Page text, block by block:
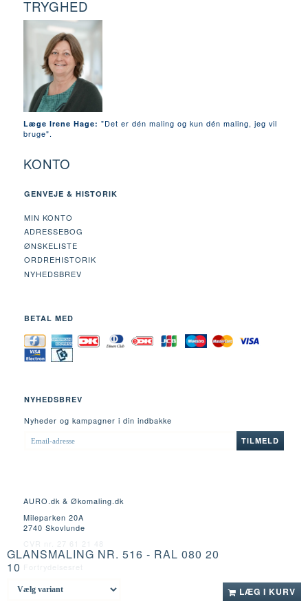
TRYGHED
Læge Irene Hage: "Det er dén maling og kun dén maling, jeg vil
bruge".
KONTO
GENVEJE & HISTORIK
MIN KONTO
ADRESSEBOG
ØNSKELISTE
ORDREHISTORIK
NYHEDSBREV
BETAL MED
NYHEDSBREV
Nyheder og kampagner i din indbakke
ADRESSE
TILMELD
AURO.dk & Økomaling.dk
Mileparken 20A
2740 Skovlunde
GLANSMALING NR. 516 - RAL 080 20
10
LÆG I KURV